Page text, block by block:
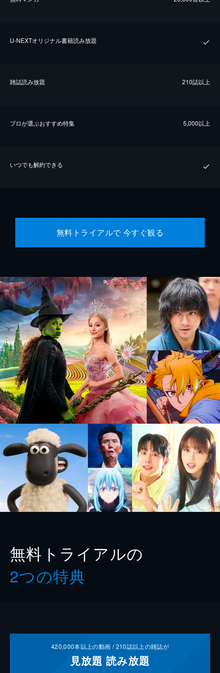
U-NEXTオリジナル書籍読み放題
雑誌読み放題 210誌以上
プロが選ぶおすすめ特集 5,000以上
いつでも解約できる
無料トライアルで 今すぐ観る
無料トライアルの
2つの特典
420,000本以上の動画 /210誌以上の雑誌が
見放題 読み放題